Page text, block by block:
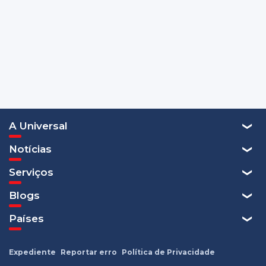
A Universal
Notícias
Serviços
Blogs
Países
Expediente Reportar erro Política de Privacidade